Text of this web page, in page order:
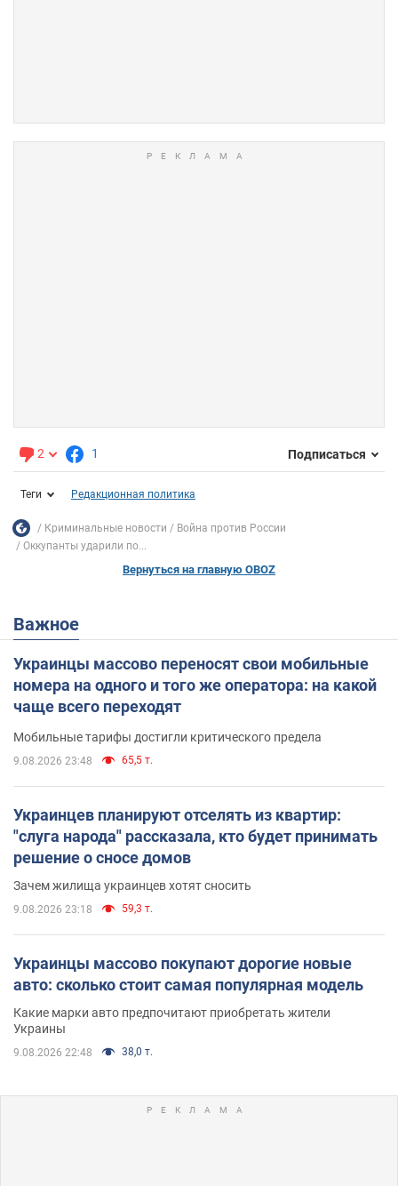
2 1 Подписаться
Теги Редакционная политика
Криминальные новости
Война против России
Оккупанты ударили по...
Вернуться на главную OBOZ
Важное
Украинцы массово переносят свои мобильные
номера на одного и того же оператора: на какой
чаще всего переходят
Мобильные тарифы достигли критического предела
9.08.2026 23:48 65,5 т.
Украинцев планируют отселять из квартир:
"слуга народа" рассказала, кто будет принимать
решение о сносе домов
Зачем жилища украинцев хотят сносить
9.08.2026 23:18 59,3 т.
Украинцы массово покупают дорогие новые
авто: сколько стоит самая популярная модель
Какие марки авто предпочитают приобретать жители
Украины
9.08.2026 22:48 38,0 т.